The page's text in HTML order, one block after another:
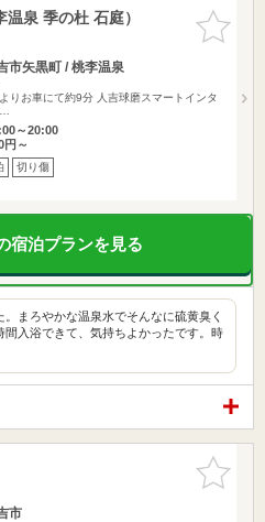
お気に入
りに追加
泉 季の杜 石庭）
市矢黒町 / 桃李温泉
りお車にて約9分 人吉球磨スマートインタ
～20:00
円～
切り傷
宿泊プランを見る
まろやかな温泉水でそんなに硫黄臭く
間入浴できて、気持ちよかったです。時
お気に入
りに追加
市